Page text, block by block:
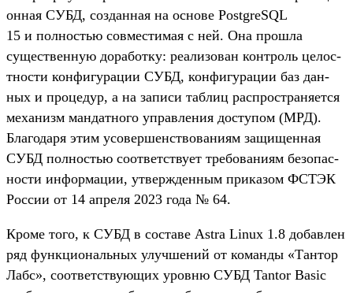
онная СУБД, соз­данная на осно­ве PostgreSQL
15 и пол­ностью сов­мести­мая с ней. Она прош­ла
сущес­твен­ную доработ­ку: реали­зован кон­троль целос­
тнос­ти кон­фигура­ции СУБД, кон­фигура­ции баз дан­
ных и про­цедур, а на записи таб­лиц рас­простра­няет­ся
механизм ман­датно­го управле­ния дос­тупом (МРД).
Бла­года­ря этим усо­вер­шенс­тво­вани­ям защищен­ная
СУБД пол­ностью соот­ветс­тву­ет тре­бова­ниям безопас­
ности информа­ции, утвер­жден­ным при­казом ФСТЭК
Рос­сии от 14 апре­ля 2023 года № 64.
Кро­ме того, к СУБД в сос­таве Astra Linux 1.8 добав­лен
ряд фун­кци­ональ­ных улуч­шений от коман­ды «Тан­тор
Лабс», соот­ветс­тву­ющих уров­ню СУБД Tantor Basic